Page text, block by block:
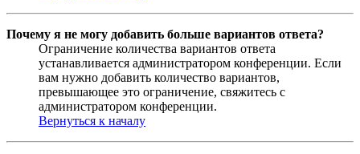
Почему я не могу добавить больше вариантов ответа?
Ограничение количества вариантов ответа
устанавливается администратором конференции. Если
вам нужно добавить количество вариантов,
превышающее это ограничение, свяжитесь с
администратором конференции.
Вернуться к началу